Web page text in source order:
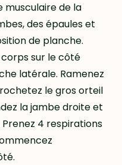
musculaire de la
des épaules et
de planche.
sur le côté
latérale. Ramenez
le gros orteil
la jambe droite et
4 respirations